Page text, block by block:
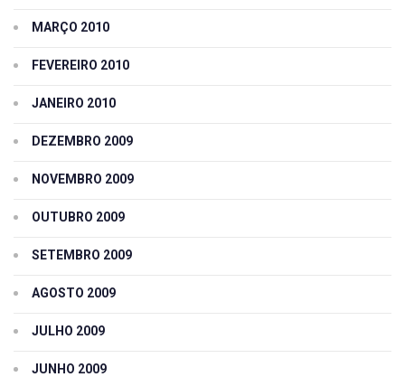
MARÇO 2010
FEVEREIRO 2010
JANEIRO 2010
DEZEMBRO 2009
NOVEMBRO 2009
OUTUBRO 2009
SETEMBRO 2009
AGOSTO 2009
JULHO 2009
JUNHO 2009